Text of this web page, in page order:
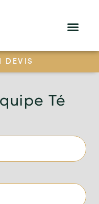
DEVIS
Té